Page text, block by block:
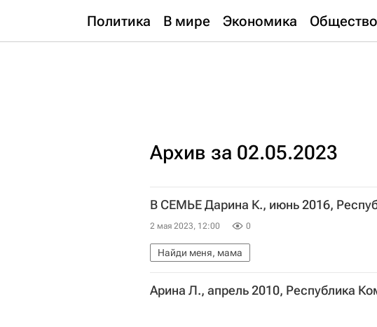
Политика В мире Экономика Общество
Архив за 02.05.2023
В СЕМЬЕ Дарина К., июнь 2016,
2 мая 2023, 12:00 0
Найди меня, мама
Арина Л., апрель 2010, Республика